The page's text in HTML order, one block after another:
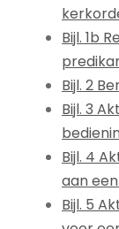
Bijl. 1b
Bijl. 2
Bijl. 3
Bijl. 4
aan
Bijl. 5